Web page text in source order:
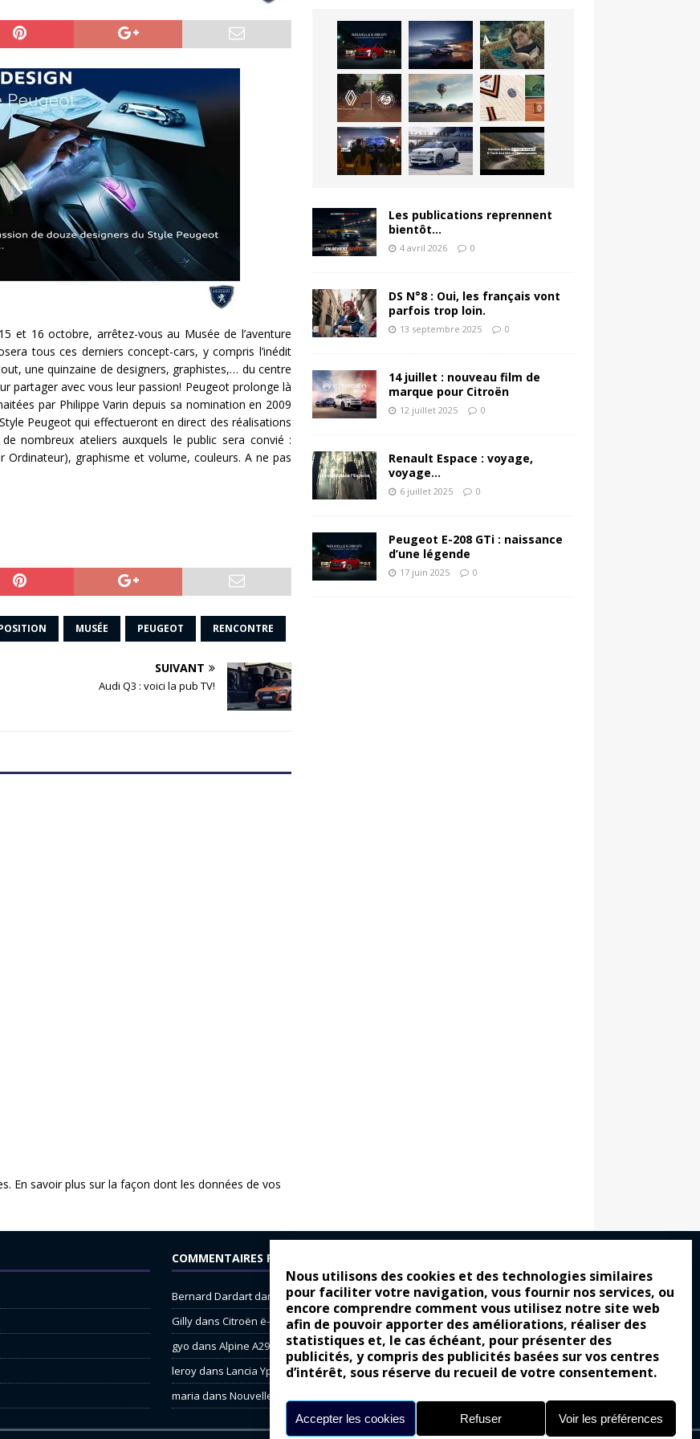
Nous utilisons des cookies et des technologies similaires
pour faciliter votre navigation, vous fournir nos services, ou
encore comprendre comment vous utilisez notre site web
afin de pouvoir apporter des améliorations, réaliser des
statistiques et, le cas échéant, pour présenter des
publicités, y compris des publicités basées sur vos centres
d’intérêt, sous réserve du recueil de votre consentement.
Accepter les cookies Refuser Voir les préférences
et 16 octobre, arrêtez-vous au Musée de l’aventure
tous ces derniers concept-cars, y compris l’inédit
une quinzaine de designers, graphistes,… du centre
partager avec vous leur passion! Peugeot prolonge là
par Philippe Varin depuis sa nomination en 2009
Peugeot qui effectueront en direct des réalisations
nombreux ateliers auxquels le public sera convié :
Ordinateur), graphisme et volume, couleurs. A ne pas
MUSÉE PEUGEOT RENCONTRE
SUIVANT
Audi Q3 : voici la pub TV!
En savoir plus sur la façon dont les données de vos
Les publications reprennent
bientôt…
4 avril 2026 0
DS N°8 : Oui, les français vont
parfois trop loin.
13 septembre 2025 0
14 juillet : nouveau film de
marque pour Citroën
12 juillet 2025 0
Renault Espace : voyage,
voyage…
6 juillet 2025 0
Peugeot E-208 GTi : naissance
d’une légende
17 juin 2025 0
COMMENTAIRES RÉCENTS
Bernard Dardartdans
Dacia Sandero : pour les gens vrais
Gillydans Citroën ë-C3 : la révolution a commencé
gyo dans Alpine A290 : L’irrésistible attraction de la légèreté
leroydans Lancia Ypsilon : naturellement envoûtante ?
maria dans Nouvelle Opel Corsa : Yes of Corsa !